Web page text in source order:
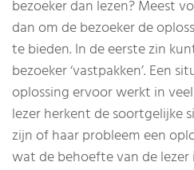
bezoeker dan lezen? Meest
dan om de bezoeker de
te bieden. In de eerste zin
bezoeker ‘vastpakken’. Een
oplossing ervoor werkt in
lezer herkent de soortgelijke
zijn of haar probleem een
wat de behoefte van de lezer